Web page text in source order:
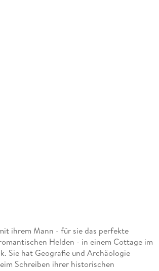
ihrem Mann - für sie das perfekte
Helden - in einem Cottage im
Sie hat Geografie und Archäologie
Schreiben ihrer historischen